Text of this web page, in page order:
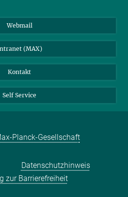
Webmail
(MAX)
Kontakt
Self Service
Planck-Gesellschaft
Datenschutzhinweis
zur Barrierefreiheit